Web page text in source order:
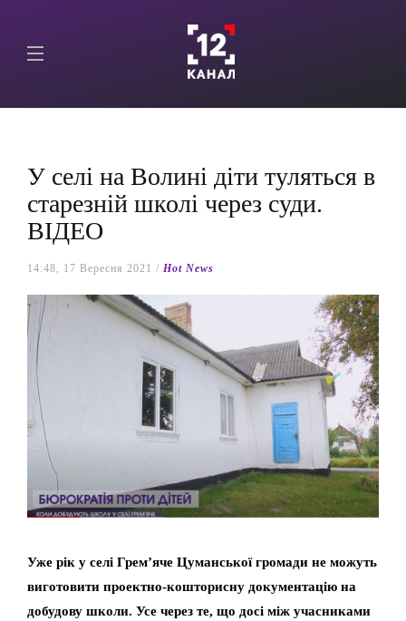
У селі на Волині діти туляться в
старезній школі через суди.
ВІДЕО
14:48, 17 Вересня 2021 / Hot News
Уже рік у селі Грем’яче Цуманської громади не можуть
виготовити проектно-кошторисну документацію на
добудову школи. Усе через те, що досі між учасниками